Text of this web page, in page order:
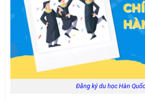
Đăng ký du học Hàn Quốc